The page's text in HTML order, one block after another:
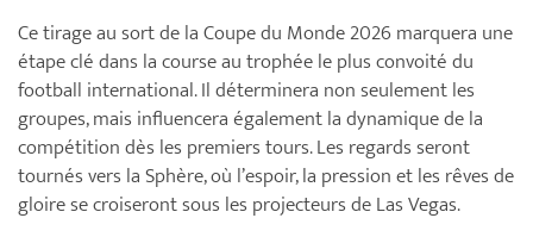
Ce tirage au sort de la Coupe du Monde 2026 marquera une
étape clé dans la course au trophée le plus convoité du
football international. Il déterminera non seulement les
groupes, mais influencera également la dynamique de la
compétition dès les premiers tours. Les regards seront
tournés vers la Sphère, où l’espoir, la pression et les rêves de
gloire se croiseront sous les projecteurs de Las Vegas.